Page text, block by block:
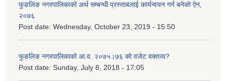
फुङलिङ नगरपालिकाको अर्थ सम्बन्धी प्रस्ताबलाई कार्यन्वयन गर्न बनेको ऐन‚
२०७६
Post date: Wednesday, October 23, 2019 - 15:50
फुङलिङ नगरपालिकाको आ.व. २०७५।७६ को वजेट वक्तव्य?
Post date: Sunday, July 8, 2018 - 17:05